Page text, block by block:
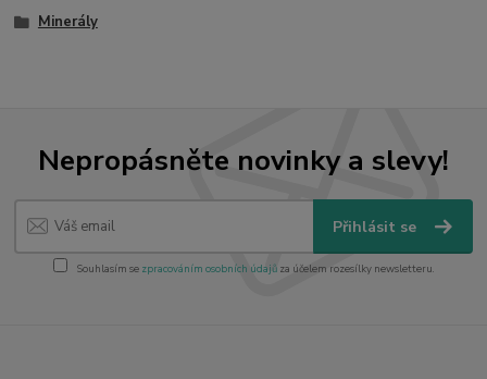
Minerály
Nepropásněte novinky a slevy!
Přihlásit se
Souhlasím se zpracováním osobních údajůza účelem rozesílky newsletteru.